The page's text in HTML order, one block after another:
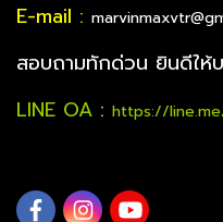
E-mail :
สอบถามทักด่วน ยินดีให้
LINE OA : https://